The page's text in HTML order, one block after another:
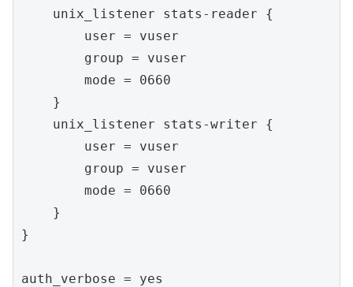
    unix_listener stats-reader {
        user = vuser
        group = vuser
        mode = 0660
    }
    unix_listener stats-writer {
        user = vuser
        group = vuser
        mode = 0660
    }
}
auth_verbose = yes